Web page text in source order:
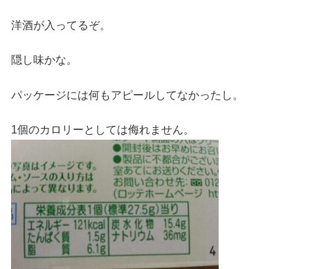
洋酒が入ってるぞ。
隠し味かな。
パッケージには何もアピールしてなかったし。
1個のカロリーとしては侮れません。